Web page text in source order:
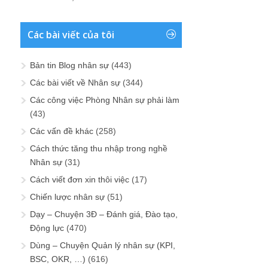
Các bài viết của tôi
Bản tin Blog nhân sự (443)
Các bài viết về Nhân sự (344)
Các công việc Phòng Nhân sự phải làm
(43)
Các vấn đề khác (258)
Cách thức tăng thu nhập trong nghề
Nhân sự (31)
Cách viết đơn xin thôi việc (17)
Chiến lược nhân sự (51)
Dạy – Chuyện 3Đ – Đánh giá, Đào tạo,
Động lực (470)
Dùng – Chuyện Quản lý nhân sự (KPI,
BSC, OKR, …) (616)